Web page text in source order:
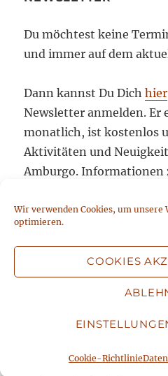
Wir verwenden Cookies, um unsere
optimieren.
COOKIES
Cookie-Richtlinie
Du möchtest keine
und immer auf dem
Dann kannst Du Dichhier
Newsletter anmelden. Er
monatlich, ist kostenlos
Aktivitäten und
Amburgo.
Auswertung und
stehen unter
Deiner Anmeldung